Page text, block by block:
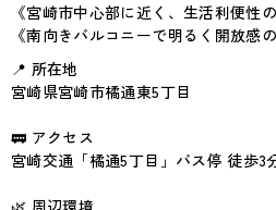
《宮崎市中心部に近く、生活利便性
《南向きバルコニーで明るく開放感
📍 所在地
宮崎県宮崎市橘通東5丁目
🚃 アクセス
宮崎交通「橘通5丁目」バス停 徒歩3
🌿 周辺環境